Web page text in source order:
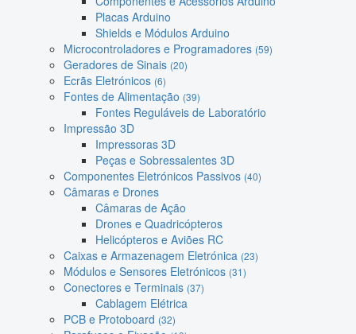
Placas Arduino
Shields e Módulos Arduino
Microcontroladores e Programadores (59)
Geradores de Sinais (20)
Ecrãs Eletrónicos (6)
Fontes de Alimentação (39)
Fontes Reguláveis de Laboratório
Impressão 3D
Impressoras 3D
Peças e Sobressalentes 3D
Componentes Eletrónicos Passivos (40)
Câmaras e Drones
Câmaras de Ação
Drones e Quadricópteros
Helicópteros e Aviões RC
Caixas e Armazenagem Eletrónica (23)
Módulos e Sensores Eletrónicos (31)
Conectores e Terminais (37)
Cablagem Elétrica
PCB e Protoboard (32)